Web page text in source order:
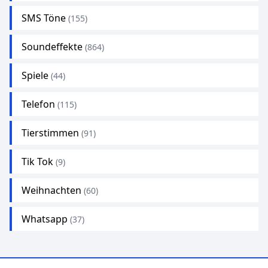
SMS Töne (155)
Soundeffekte (864)
Spiele (44)
Telefon (115)
Tierstimmen (91)
Tik Tok (9)
Weihnachten (60)
Whatsapp (37)